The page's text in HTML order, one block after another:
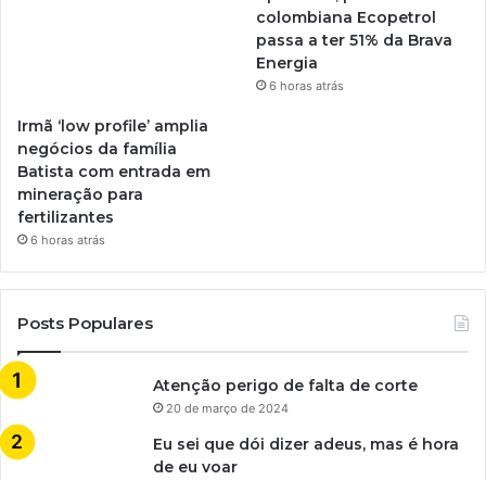
Irmã ‘low profile’ amplia
negócios da família
Batista com entrada em
mineração para
fertilizantes
6 horas atrás
colombiana Ecopetrol
passa a ter 51% da Brava
Energia
6 horas atrás
Posts Populares
Atenção perigo de falta de corte
20 de março de 2024
Eu sei que dói dizer adeus, mas é hora
de eu voar